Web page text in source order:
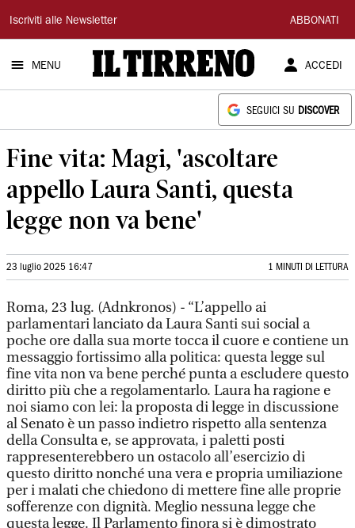
Il
Tirreno
Iscriviti alle Newsletter ABBONATI
MENU ACCEDI
SEGUICI SU DISCOVER
Fine vita: Magi, 'ascoltare
appello Laura Santi, questa
legge non va bene'
23 luglio 2025 16:47 1 MINUTI DI LETTURA
Roma, 23 lug. (Adnkronos) - “L’appello ai
parlamentari lanciato da Laura Santi sui social a
poche ore dalla sua morte tocca il cuore e contiene un
messaggio fortissimo alla politica: questa legge sul
fine vita non va bene perché punta a escludere questo
diritto più che a regolamentarlo. Laura ha ragione e
noi siamo con lei: la proposta di legge in discussione
al Senato è un passo indietro rispetto alla sentenza
della Consulta e, se approvata, i paletti posti
rappresenterebbero un ostacolo all’esercizio di
questo diritto nonché una vera e propria umiliazione
per i malati che chiedono di mettere fine alle proprie
sofferenze con dignità. Meglio nessuna legge che
questa legge. Il Parlamento finora si è dimostrato